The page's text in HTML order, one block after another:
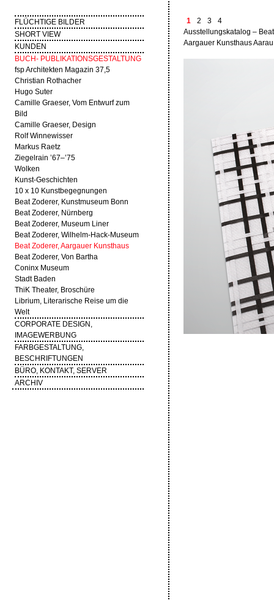
FLÜCHTIGE BILDER
SHORT VIEW
KUNDEN
BUCH- PUBLIKATIONSGESTALTUNG
fsp Architekten Magazin 37,5
Christian Rothacher
Hugo Suter
Camille Graeser, Vom Entwurf zum
Bild
Camille Graeser, Design
Rolf Winnewisser
Markus Raetz
Ziegelrain ’67–’75
Wolken
Kunst-Geschichten
10 x 10 Kunstbegegnungen
Beat Zoderer, Kunstmuseum Bonn
Beat Zoderer, Nürnberg
Beat Zoderer, Museum Liner
Beat Zoderer, Wilhelm-Hack-Museum
Beat Zoderer, Aargauer Kunsthaus
Beat Zoderer, Von Bartha
Coninx Museum
Stadt Baden
ThiK Theater, Broschüre
Librium, Literarische Reise um die
Welt
CORPORATE DESIGN,
IMAGEWERBUNG
FARBGESTALTUNG,
BESCHRIFTUNGEN
BÜRO, KONTAKT, SERVER
ARCHIV
1 2 3
4
Ausstellungskatalog –
Aargauer Kunsthaus